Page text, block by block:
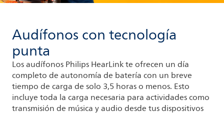
Audífonos con tecnología
punta
Los audífonos Philips HearLink te ofrecen un día
completo de autonomía de batería con un breve
tiempo de carga de solo 3,5 horas o menos. Esto
incluye toda la carga necesaria para actividades como
transmisión de música y audio desde tus dispositivos